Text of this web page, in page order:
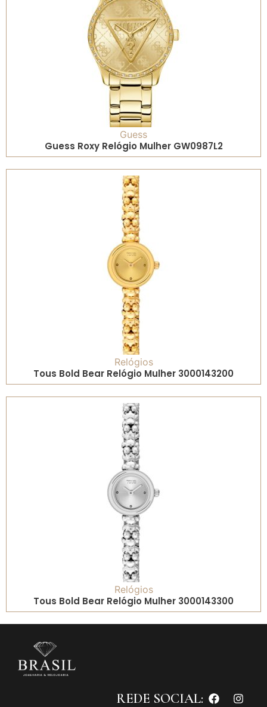
Guess
Guess Roxy Relógio Mulher GW0987L2
Relógios
Tous Bold Bear Relógio Mulher 3000143200
Relógios
Tous Bold Bear Relógio Mulher 3000143300
REDE SOCIAL: